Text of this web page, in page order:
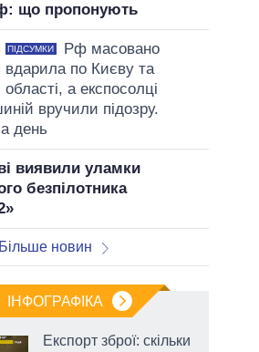
що пропонують
ПІДСУМКИ
Рф масовано
вдарила по Києву та
області, а експосолці
вручили підозру.
день
виявили уламки
безпілотника
Більше новин
ІНФОГРАФІКА
Експорт зброї: скільки